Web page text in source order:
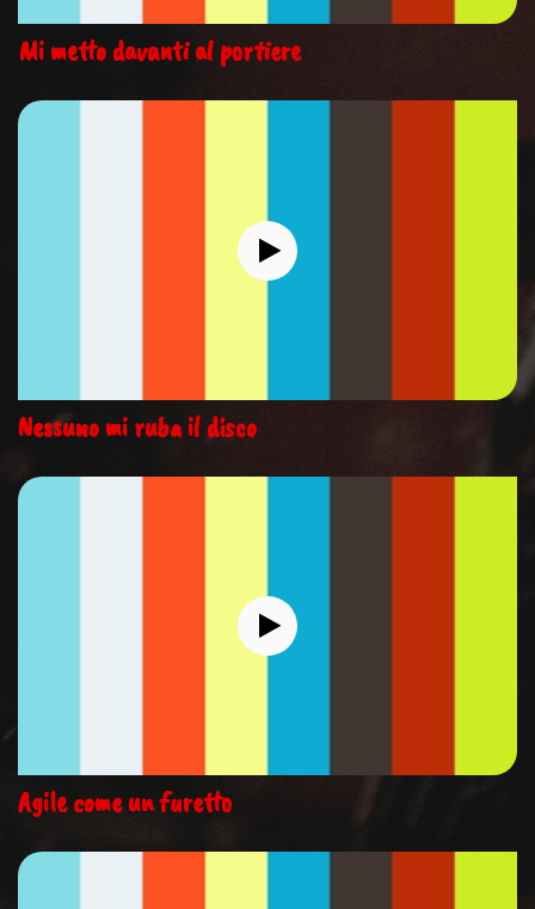
Mi metto davanti al portiere
Nessuno mi ruba il disco
Agile come un furetto